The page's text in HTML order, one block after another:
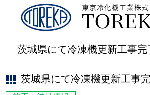
茨城県にて冷凍機更新工事完
茨城県にて冷凍機更新工事